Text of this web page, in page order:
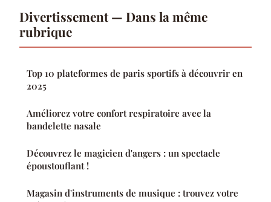
Divertissement — Dans la même
rubrique
Top 10 plateformes de paris sportifs à découvrir en
2025
Améliorez votre confort respiratoire avec la
bandelette nasale
Découvrez le magicien d'angers : un spectacle
époustouflant !
Magasin d'instruments de musique : trouvez votre